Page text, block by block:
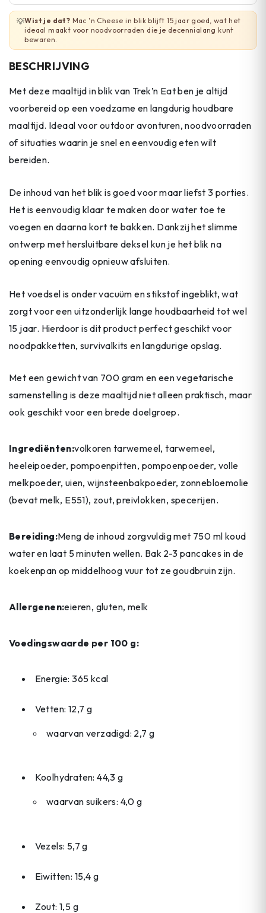
💡Wist je dat? Mac 'n Cheese in blik blijft 15 jaar goed, wat het
ideaal maakt voor noodvoorraden die je decennialang kunt
bewaren.
BESCHRIJVING
Met deze maaltijd in blik van Trek’n Eat ben je altijd
voorbereid op een voedzame en langdurig houdbare
maaltijd. Ideaal voor outdoor avonturen, noodvoorraden
of situaties waarin je snel en eenvoudig eten wilt
bereiden.
De inhoud van het blik is goed voor maar liefst 3 porties.
Het is eenvoudig klaar te maken door water toe te
voegen en daarna kort te bakken. Dankzij het slimme
ontwerp met hersluitbare deksel kun je het blik na
opening eenvoudig opnieuw afsluiten.
Het voedsel is onder vacuüm en stikstof ingeblikt, wat
zorgt voor een uitzonderlijk lange houdbaarheid tot wel
15 jaar. Hierdoor is dit product perfect geschikt voor
noodpakketten, survivalkits en langdurige opslag.
Met een gewicht van 700 gram en een vegetarische
samenstelling is deze maaltijd niet alleen praktisch, maar
ook geschikt voor een brede doelgroep.
Ingrediënten:volkoren tarwemeel, tarwemeel,
heeleipoeder, pompoenpitten, pompoenpoeder, volle
melkpoeder, uien, wijnsteenbakpoeder, zonnebloemolie
(bevat melk, E551), zout, preivlokken, specerijen.
Bereiding:Meng de inhoud zorgvuldig met 750 ml koud
water en laat 5 minuten wellen. Bak 2-3 pancakes in de
koekenpan op middelhoog vuur tot ze goudbruin zijn.
Allergenen:eieren, gluten, melk
Voedingswaarde per 100 g:
Energie: 365 kcal
Vetten: 12,7 g
waarvan verzadigd: 2,7 g
Koolhydraten: 44,3 g
waarvan suikers: 4,0 g
Vezels: 5,7 g
Eiwitten: 15,4 g
Zout: 1,5 g